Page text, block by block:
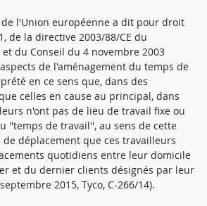
de l'Union européenne a dit pour droit
de la directive 2003/88/CE du
du Conseil du 4 novembre 2003
de l'aménagement du temps de
en ce sens que, dans des
celles en cause au principal, dans
n'ont pas de lieu de travail fixe ou
''temps de travail'', au sens de cette
déplacement que ces travailleurs
quotidiens entre leur domicile
et du dernier clients désignés par leur
2015, Tyco, C-266/14).